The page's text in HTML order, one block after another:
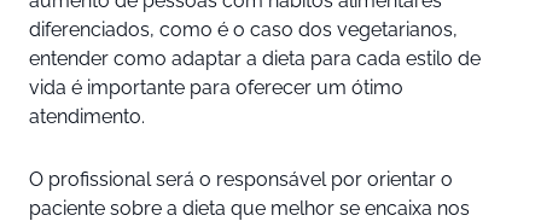
diferenciados, como é o caso dos vegetarianos,
entender como adaptar a dieta para cada estilo de
vida é importante para oferecer um ótimo
atendimento.
O profissional será o responsável por orientar o
paciente sobre a dieta que melhor se encaixa nos